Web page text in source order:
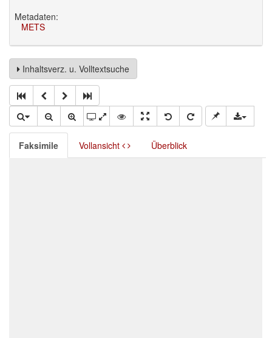
Metadaten:
METS
Inhaltsverz. u. Volltextsuche
Faksimile Vollansicht Überblick